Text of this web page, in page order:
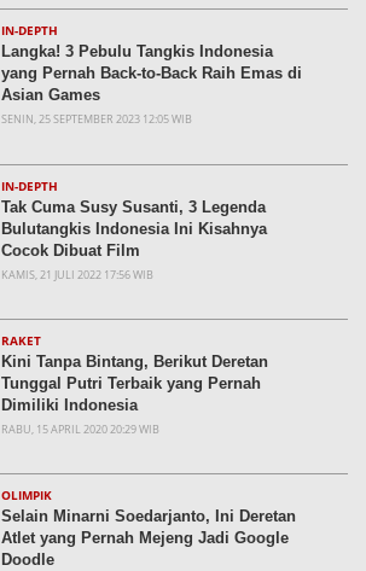
IN-DEPTH
Langka! 3 Pebulu Tangkis Indonesia
yang Pernah Back-to-Back Raih Emas di
Asian Games
SENIN, 25 SEPTEMBER 2023 12:05 WIB
IN-DEPTH
Tak Cuma Susy Susanti, 3 Legenda
Bulutangkis Indonesia Ini Kisahnya
Cocok Dibuat Film
KAMIS, 21 JULI 2022 17:56 WIB
RAKET
Kini Tanpa Bintang, Berikut Deretan
Tunggal Putri Terbaik yang Pernah
Dimiliki Indonesia
RABU, 15 APRIL 2020 20:29 WIB
OLIMPIK
Selain Minarni Soedarjanto, Ini Deretan
Atlet yang Pernah Mejeng Jadi Google
Doodle